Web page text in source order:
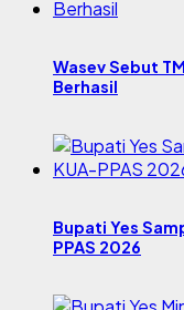
Wasev Sebut
Berhasil
Bupati Yes
PPAS 2026